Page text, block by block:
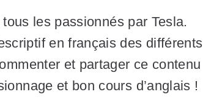
les passionnés par Tesla.
en français des différents
et partager ce contenu
et bon cours d’anglais !